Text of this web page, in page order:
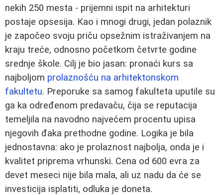
nekih 250 mesta - prijemni ispit na arhitekturi
postaje opsesija. Kao i mnogi drugi, jedan polaznik
je započeo svoju priču opsežnim istraživanjem na
kraju treće, odnosno početkom četvrte godine
srednje škole. Cilj je bio jasan: pronaći kurs sa
najboljom prolaznošću na arhitektonskom
fakultetu. Preporuke sa samog fakulteta uputile su
ga ka određenom predavaču, čija se reputacija
temeljila na navodno najvećem procentu upisa
njegovih đaka prethodne godine. Logika je bila
jednostavna: ako je prolaznost najbolja, onda je i
kvalitet priprema vrhunski. Cena od 600 evra za
devet meseci nije bila mala, ali uz nadu da će se
investicija isplatiti, odluka je doneta.